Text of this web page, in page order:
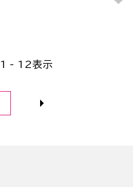
1 - 12表示